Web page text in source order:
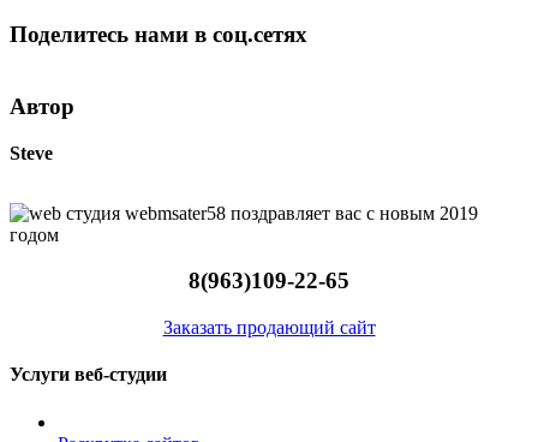
Поделитесь нами в соц.сетях
Автор
Steve
8(963)109-22-65
Заказать продающий сайт
Услуги веб-студии